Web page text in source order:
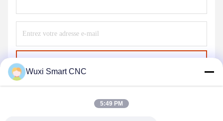
Wuxi Smart CNC
5:49 PM